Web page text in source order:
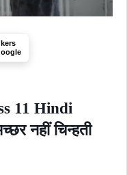
11 Hindi
नहीं चिन्हती